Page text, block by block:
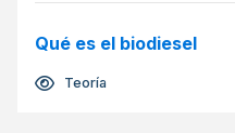
Qué es el biodiesel
Teoría